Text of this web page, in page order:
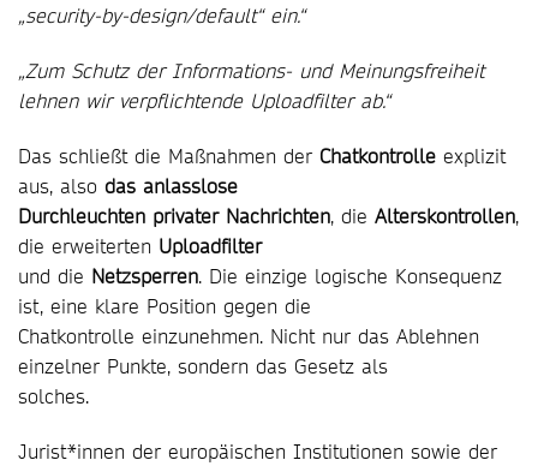
„security-by-design/default“ ein.“
„Zum Schutz der Informations- und Meinungsfreiheit
lehnen wir verpflichtende Uploadfilter ab.“
Das schließt die Maßnahmen der Chatkontrolle explizit
aus, also das anlasslose
Durchleuchten privater Nachrichten, die Alterskontrollen,
die erweiterten Uploadfilter
und die Netzsperren. Die einzige logische Konsequenz
ist, eine klare Position gegen die
Chatkontrolle einzunehmen. Nicht nur das Ablehnen
einzelner Punkte, sondern das Gesetz als
solches.
Jurist*innen der europäischen Institutionen sowie der